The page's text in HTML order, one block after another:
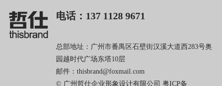
电话：137 1128 9671
总部地址：广州市番禺区石壁街汉溪大道西283号奥
园越时代广场东塔10层
邮件：thisbrand@foxmail.com
© 广州哲仕企业形象设计有限公司 粤ICP备